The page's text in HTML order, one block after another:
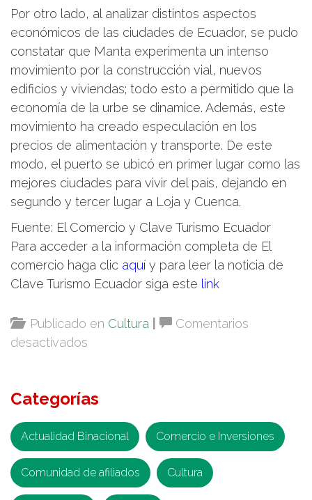
Por otro lado, al analizar distintos aspectos
económicos de las ciudades de Ecuador, se pudo
constatar que Manta experimenta un intenso
movimiento por la construcción vial, nuevos
edificios y viviendas; todo esto a permitido que la
economía de la urbe se dinamice. Además, este
movimiento ha creado especulación en los
precios de alimentación y transporte. De este
modo, el puerto se ubicó en primer lugar como las
mejores ciudades para vivir del país, dejando en
segundo y tercer lugar a Loja y Cuenca.
Fuente: El Comercio y Clave Turismo Ecuador
Para acceder a la información completa de El
comercio haga clic aquí y para leer la noticia de
Clave Turismo Ecuador siga este link
Publicado en Cultura
Comentarios
desactivados
de
ciudades
más
desarrolladas
del
Categorías
Actualidad Binacional Comercio e Inversiones
Comunidad de afiliados Cultura